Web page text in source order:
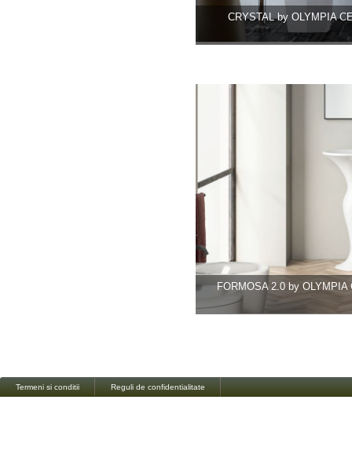
CRYSTAL by OLYMPIA
FORMOSA 2.0 by OLYMPIA
Termeni si conditii Reguli de confidentialitate